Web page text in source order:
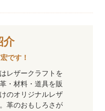
介
です！
レザークラフトを
・材料・道具を販
のオリジナルレザ
革のおもしろさが